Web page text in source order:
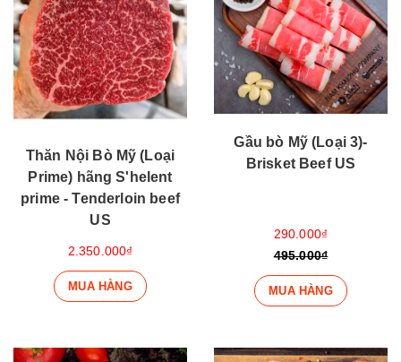
Thăn Nội Bò Mỹ (Loại
Prime) hãng S'helent
prime - Tenderloin beef
US
2.350.000₫
MUA HÀNG
Gầu bò Mỹ (Loại 3)-
Brisket Beef US
290.000₫
495.000₫
MUA HÀNG